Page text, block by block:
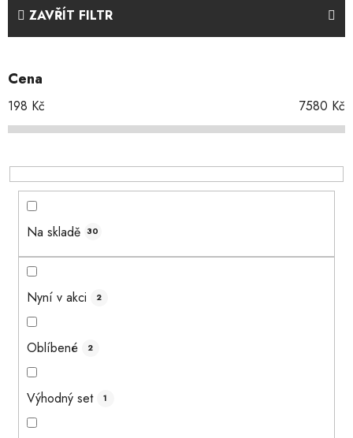
í
p
r
o
d
k
t
ZAVŘÍT FILTR
Cena
198 Kč 7580 Kč
Na skladě 30
Nyní v akci 2
Oblíbené 2
Výhodný set 1